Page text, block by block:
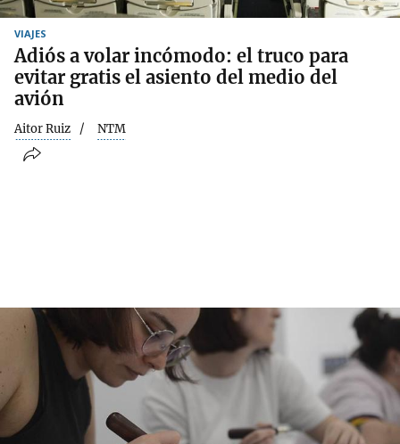
VIAJES
Adiós a volar incómodo: el truco para
evitar gratis el asiento del medio del
avión
Aitor Ruiz NTM